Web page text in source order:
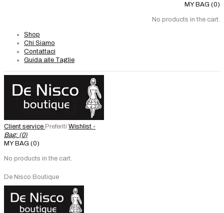
MY BAG (0)
No products in the cart.
Shop
Chi Siamo
Contattaci
Guida alle Taglie
Client service Preferiti Wishlist -
Bag: (0)
MY BAG (0)
No products in the cart.
De Nisco Boutique